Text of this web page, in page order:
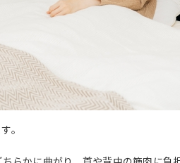
。